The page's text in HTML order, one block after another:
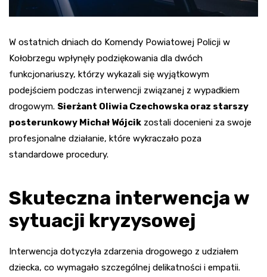
W ostatnich dniach do Komendy Powiatowej Policji w
Kołobrzegu wpłynęły podziękowania dla dwóch
funkcjonariuszy, którzy wykazali się wyjątkowym
podejściem podczas interwencji związanej z wypadkiem
drogowym. Sierżant Oliwia Czechowska oraz starszy
posterunkowy Michał Wójcik zostali docenieni za swoje
profesjonalne działanie, które wykraczało poza
standardowe procedury.
Skuteczna interwencja w
sytuacji kryzysowej
Interwencja dotyczyła zdarzenia drogowego z udziałem
dziecka, co wymagało szczególnej delikatności i empatii.